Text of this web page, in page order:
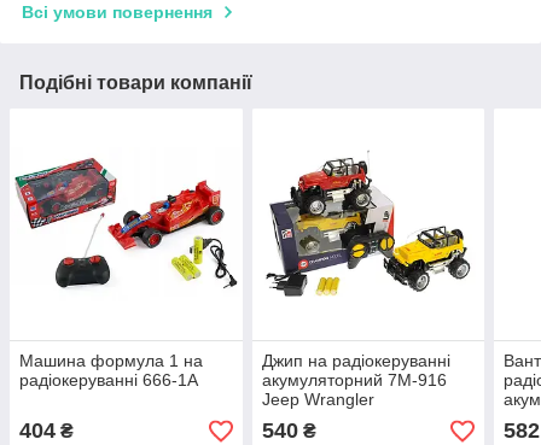
Всі умови повернення
Подібні товари компанії
Машина формула 1 на
радіокеруванні 666-1A
404 ₴
Джип на радіокеруванні
акумуляторний 7M-916
Jeep Wrangler
540₴ 582